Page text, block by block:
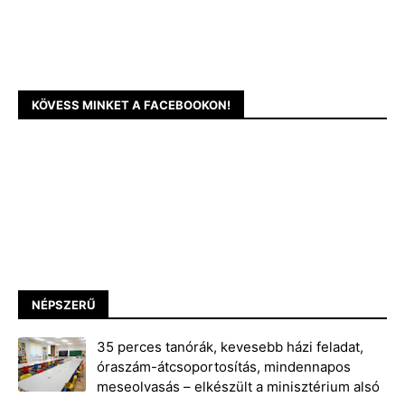
KÖVESS MINKET A FACEBOOKON!
NÉPSZERŰ
35 perces tanórák, kevesebb házi feladat,
óraszám-átcsoportosítás, mindennapos
meseolvasás – elkészült a minisztérium alsó